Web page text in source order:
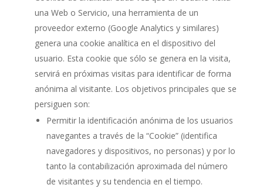
una Web o Servicio, una herramienta de un
proveedor externo (Google Analytics y similares)
genera una cookie analítica en el dispositivo del
usuario. Esta cookie que sólo se genera en la visita,
servirá en próximas visitas para identificar de forma
anónima al visitante. Los objetivos principales que se
persiguen son:
Permitir la identificación anónima de los usuarios
navegantes a través de la “Cookie” (identifica
navegadores y dispositivos, no personas) y por lo
tanto la contabilización aproximada del número
de visitantes y su tendencia en el tiempo.